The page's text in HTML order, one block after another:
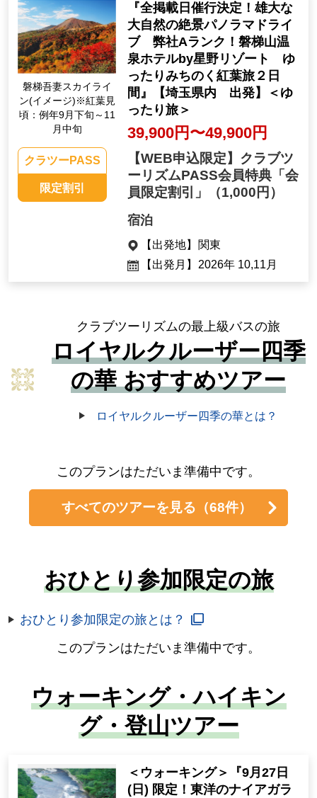
磐梯吾妻スカイライ
ン(イメージ)※紅葉見
頃：例年9月下旬～11
月中旬
クラツーPASS
限定割引
『全掲載日催行決定！雄大な
大自然の絶景パノラマドライ
ブ 弊社Aランク！磐梯山温
泉ホテルby星野リゾート ゆ
ったりみちのく紅葉旅２日
間』【埼玉県内 出発】＜ゆ
ったり旅＞
39,900円〜49,900円
【WEB申込限定】クラブツ
ーリズムPASS会員特典「会
員限定割引」
（1,000円）
宿泊
【出発地】 関東
【出発月】 2026年 10,11月
クラブツーリズムの最上級バスの旅
ロイヤルクルーザー四季
の華 おすすめツアー
ロイヤルクルーザー四季の華とは？
このプランはただいま準備中です。
すべてのツアーを見る （68件）
おひとり参加限定の旅
おひとり参加限定の旅とは？
このプランはただいま準備中です。
ウォーキング・ハイキン
グ・登山ツアー
＜ウォーキング＞『9月27日
(日) 限定！東洋のナイアガラ